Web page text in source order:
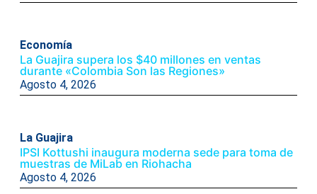
Economía
La Guajira supera los $40 millones en ventas
durante «Colombia Son las Regiones»
Agosto 4, 2026
La Guajira
IPSI Kottushi inaugura moderna sede para toma de
muestras de MiLab en Riohacha
Agosto 4, 2026